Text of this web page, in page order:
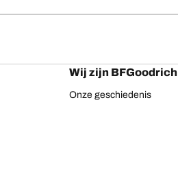
Wij zijn BFGoodrich
Onze geschiedenis